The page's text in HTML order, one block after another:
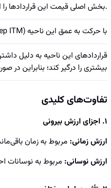
.بخش اصلی قیمت این قراردادها
با حرکت به عمق این ناحیه (Deep ITM)، لایه صورتی رنگ به مرور نازک‌تر شده و ارزش بیرونی به سمت صفر میل می‌کند؛ زیرا ابهامِ موفقیتِ قرارداد از بین رفته است.
بیشتری را درگیر کند؛ بنابراین
تفاوت‌های کلیدی
1. اجزای ارزش بیرونی
ارزش زمانی: مربوط به زمان
ارزش نوسانی: مربوط به نوسانات